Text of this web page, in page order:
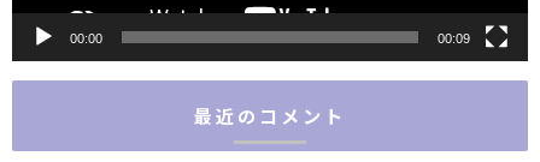
00:00 00:09
最近のコメント